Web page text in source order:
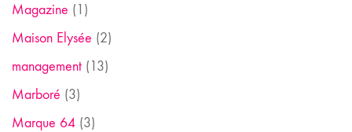
Magazine (1)
Maison Elysée (2)
management (13)
Marboré (3)
Marque 64 (3)